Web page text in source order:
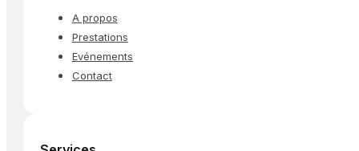
A propos
Prestations
Evénements
Contact